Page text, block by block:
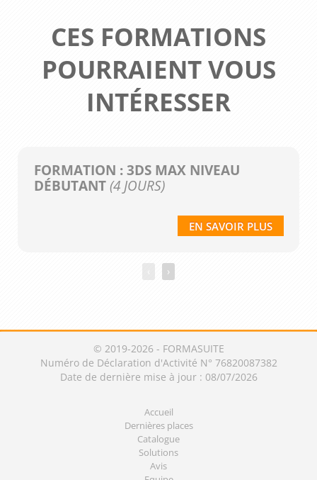
CES FORMATIONS
POURRAIENT VOUS
INTÉRESSER
FORMATION : 3DS MAX NIVEAU
DÉBUTANT(4 JOURS)
EN SAVOIR PLUS
›
© 2019-2026 - FORMASUITE
Numéro de Déclaration d'Activité N° 76820087382
Date de dernière mise à jour : 08/07/2026
Accueil
Dernières places
Catalogue
Solutions
Avis